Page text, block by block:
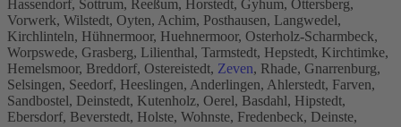
Hassendorf, Sottrum, Reeßum, Horstedt, Gyhum, Ottersberg,
Vorwerk, Wilstedt, Oyten, Achim, Posthausen, Langwedel,
Kirchlinteln, Hühnermoor, Huehnermoor, Osterholz-Scharmbeck,
Worpswede, Grasberg, Lilienthal, Tarmstedt, Hepstedt, Kirchtimke,
Hemelsmoor, Breddorf, Ostereistedt, Zeven, Rhade, Gnarrenburg,
Selsingen, Seedorf, Heeslingen, Anderlingen, Ahlerstedt, Farven,
Sandbostel, Deinstedt, Kutenholz, Oerel, Basdahl, Hipstedt,
Ebersdorf, Beverstedt, Holste, Wohnste, Fredenbeck, Deinste,